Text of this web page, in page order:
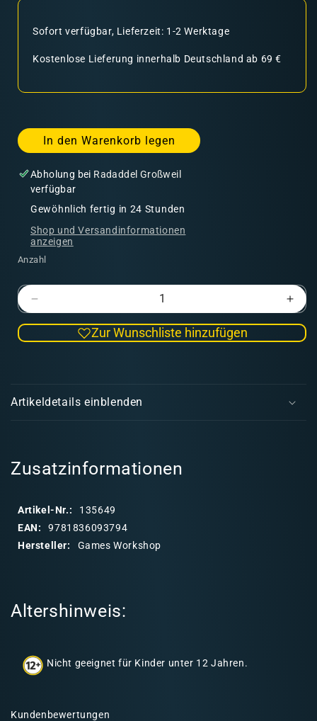
Sofort verfügbar, Lieferzeit: 1-2 Werktage
Kostenlose Lieferung innerhalb Deutschland ab 69 €
In den Warenkorb legen
Abholung bei Radaddel Großweil
verfügbar
Gewöhnlich fertig in 24 Stunden
Shop und Versandinformationen
anzeigen
Anzahl
Blade
(Pb)
(Pb)
Zur Wunschliste hinzufügen
n
a
b
I
Artikeldetails einblenden
Zusatzinformationen
Artikel-Nr.:
135649
EAN:
9781836093794
Hersteller:
Games Workshop
Altershinweis:
Nicht geeignet für Kinder unter 12 Jahren.
Kundenbewertungen